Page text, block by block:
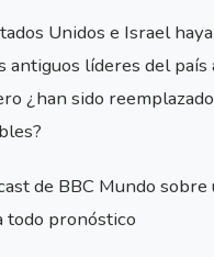
Unidos e Israel
antiguos líderes del país
¿han sido
de BBC Mundo sobre
pronóstico